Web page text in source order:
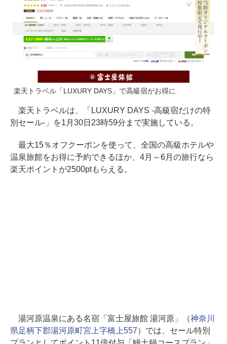
楽天トラベル「LUXURY DAYS」で高級宿がお得に
楽天トラベルは、「LUXURY DAYS -高級宿だけの特
別セール-」を1月30日23時59分まで実施している。
最大15％オフクーポンを使って、全国の高級ホテルや
温泉旅館をお得に予約できるほか、4月～6月の旅行なら
楽天ポイントが2500ptもらえる。
湯河原温泉にある名宿「富士屋旅館 湯河原」（神奈川
県足柄下郡湯河原町宮上字橋上557）では、セール特別